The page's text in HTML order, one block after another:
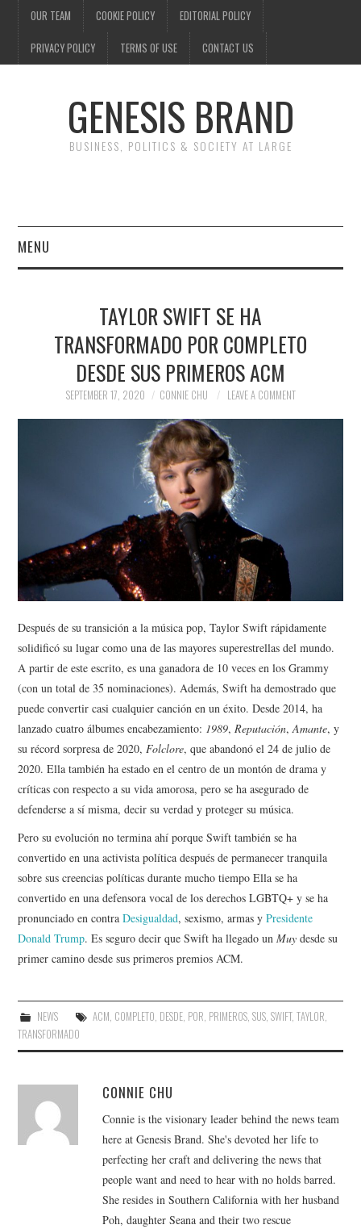
OUR TEAM COOKIE POLICY EDITORIAL POLICY
PRIVACY POLICY TERMS OF USE CONTACT US
GENESIS BRAND
BUSINESS, POLITICS & SOCIETY AT LARGE
MENU
TECHNOLOGY
TAYLOR SWIFT SE HA
TRANSFORMADO POR COMPLETO
DESDE SUS PRIMEROS ACM
SEPTEMBER 17, 2020 CONNIE CHU LEAVE A COMMENT
Después de su transición a la música pop, Taylor Swift rápidamente
solidificó su lugar como una de las mayores superestrellas del mundo.
A partir de este escrito, es una ganadora de 10 veces en los Grammy
(con un total de 35 nominaciones). Además, Swift ha demostrado que
puede convertir casi cualquier canción en un éxito. Desde 2014, ha
lanzado cuatro álbumes encabezamiento: 1989,Reputación,Amante, y
su récord sorpresa de 2020,Folclore, que abandonó el 24 de julio de
2020. Ella también ha estado en el centro de un montón de drama y
críticas con respecto a su vida amorosa, pero se ha asegurado de
defenderse a sí misma, decir su verdad y proteger su música.
Pero su evolución no termina ahí porque Swift también se ha
convertido en una activista política después de permanecer tranquila
sobre sus creencias políticas durante mucho tiempo Ella se ha
convertido en una defensora vocal de los derechos LGBTQ+ y se ha
pronunciado en contraDesigualdad, sexismo, armas yPresidente
Donald Trump. Es seguro decir que Swift ha llegado unMuy desde su
primer camino desde sus primeros premios ACM.
NEWS ACM, COMPLETO, DESDE, POR, PRIMEROS, SUS, SWIFT, TAYLOR,
TRANSFORMADO
CONNIE CHU
Connie is the visionary leader behind the news team
here at Genesis Brand. She's devoted her life to
perfecting her craft and delivering the news that
people want and need to hear with no holds barred.
She resides in Southern California with her husband
Poh, daughter Seana and their two rescue